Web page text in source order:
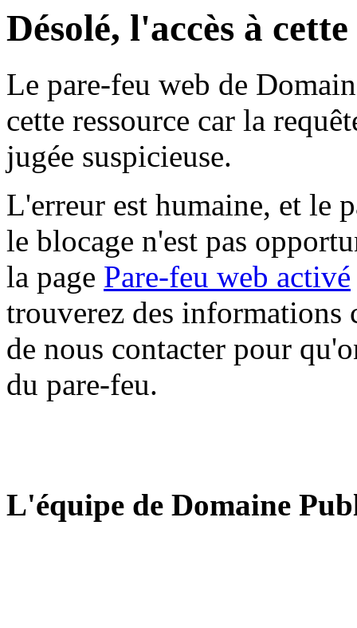
Désolé, l'accès à
Le pare-feu web de
cette ressource car la
jugée suspicieuse.
L'erreur est humaine, et le
le blocage n'est pas
la page Pare-feu web activé
trouverez des informations
de nous contacter pour
du pare-feu.
L'équipe de Domaine